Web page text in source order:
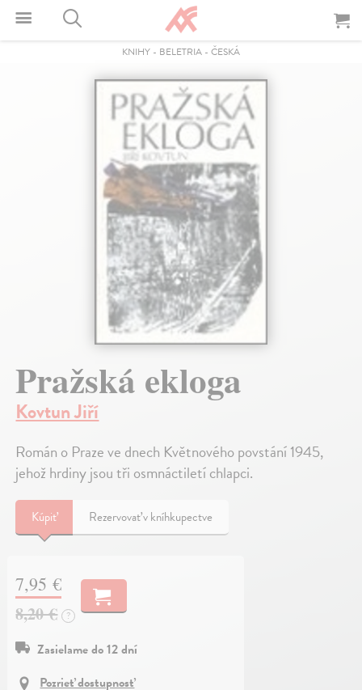
KNIHY - BELETRIA - ČESKÁ
Pražská ekloga
Kovtun Jiří
Román o Praze ve dnech Květnového povstání 1945,
jehož hrdiny jsou tři osmnáctiletí chlapci.
Kúpiť Rezervovať v kníhkupectve
7,95 €
8,20 € ?
Zasielame do 12 dní
Pozrieť dostupnosť